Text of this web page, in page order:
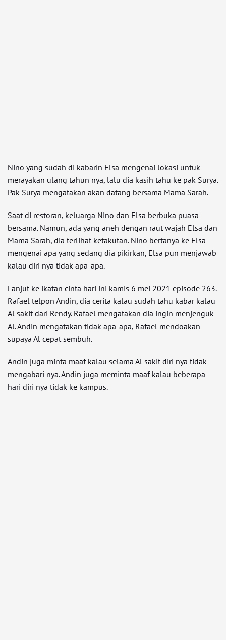
Nino yang sudah di kabarin Elsa mengenai lokasi untuk
merayakan ulang tahun nya, lalu dia kasih tahu ke pak Surya.
Pak Surya mengatakan akan datang bersama Mama Sarah.
Saat di restoran, keluarga Nino dan Elsa berbuka puasa
bersama. Namun, ada yang aneh dengan raut wajah Elsa dan
Mama Sarah, dia terlihat ketakutan. Nino bertanya ke Elsa
mengenai apa yang sedang dia pikirkan, Elsa pun menjawab
kalau diri nya tidak apa-apa.
Lanjut ke ikatan cinta hari ini kamis 6 mei 2021 episode 263.
Rafael telpon Andin, dia cerita kalau sudah tahu kabar kalau
Al sakit dari Rendy. Rafael mengatakan dia ingin menjenguk
Al. Andin mengatakan tidak apa-apa, Rafael mendoakan
supaya Al cepat sembuh.
Andin juga minta maaf kalau selama Al sakit diri nya tidak
mengabari nya. Andin juga meminta maaf kalau beberapa
hari diri nya tidak ke kampus.